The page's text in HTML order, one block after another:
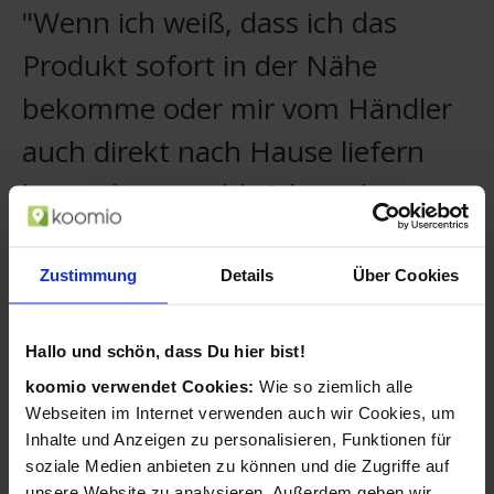
Zustimmung Details Über Cookies
Hallo und schön, dass Du hier bist!
koomio verwendet Cookies: Wie so ziemlich alle
Webseiten im Internet verwenden auch wir Cookies, um
Inhalte und Anzeigen zu personalisieren, Funktionen für
soziale Medien anbieten zu können und die Zugriffe auf
"Wenn ich weiß, dass ich das
Produkt sofort in der Nähe
bekomme oder mir vom Händler
auch direkt nach Hause liefern
lassen kann, zahle ich auch etwas
mehr."
Christian, koomio-Nutzer
sehen stets Ihre neuesten Aktivitäten.
Kunden folgen Artikeln mit einem
Wunschpreis und Sie können darauf
reagieren.